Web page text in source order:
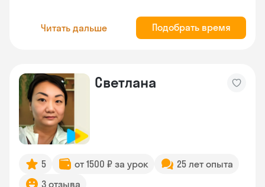
Читать дальше Подобрать время
Светлана
5 от 1500 ₽ за урок
25 лет опыта
3 отзыва